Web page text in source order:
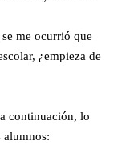
me ocurrió que
¿empieza de
continuación, lo
alumnos: